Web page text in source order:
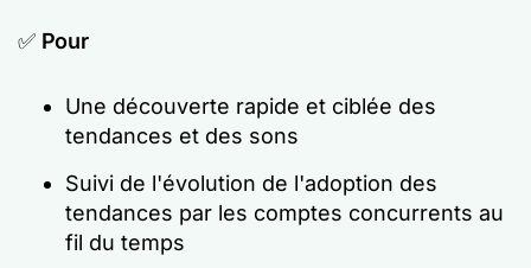
✅ Pour
Une découverte rapide et ciblée des
tendances et des sons
Suivi de l'évolution de l'adoption des
tendances par les comptes concurrents au
fil du temps